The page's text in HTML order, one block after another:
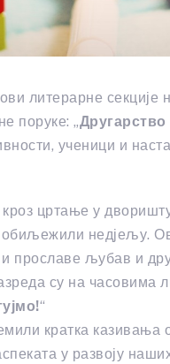
литерарне
поруке: „
ученици и
цртање у
недјељу.
и прославе љубав и
су на часовима
“
кратка казивања
у развоју